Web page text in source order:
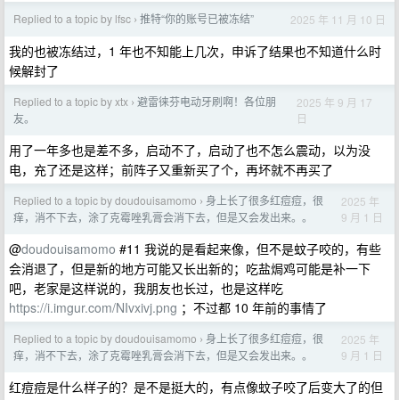
Replied to a topic by lfsc › 推特“你的账号已被冻结” 2025 年 11 月 10 日
我的也被冻结过，1 年也不知能上几次，申诉了结果也不知道什么时
候解封了
Replied to a topic by xtx › 避雷徕芬电动牙刷啊！各位朋
友。
2025 年 9 月 17
日
用了一年多也是差不多，启动不了，启动了也不怎么震动，以为没
电，充了还是这样；前阵子又重新买了个，再坏就不再买了
Replied to a topic by doudouisamomo › 身上长了很多红痘痘，很
痒，消不下去，涂了克霉唑乳膏会消下去，但是又会发出来。。
2025 年
9 月 1 日
@doudouisamomo #11 我说的是看起来像，但不是蚊子咬的，有些
会消退了，但是新的地方可能又长出新的；吃盐焗鸡可能是补一下
吧，老家是这样说的，我朋友也长过，也是这样吃
https://i.imgur.com/NIvxivj.png ；不过都 10 年前的事情了
Replied to a topic by doudouisamomo › 身上长了很多红痘痘，很
痒，消不下去，涂了克霉唑乳膏会消下去，但是又会发出来。。
2025 年
9 月 1 日
红痘痘是什么样子的？是不是挺大的，有点像蚊子咬了后变大了的但